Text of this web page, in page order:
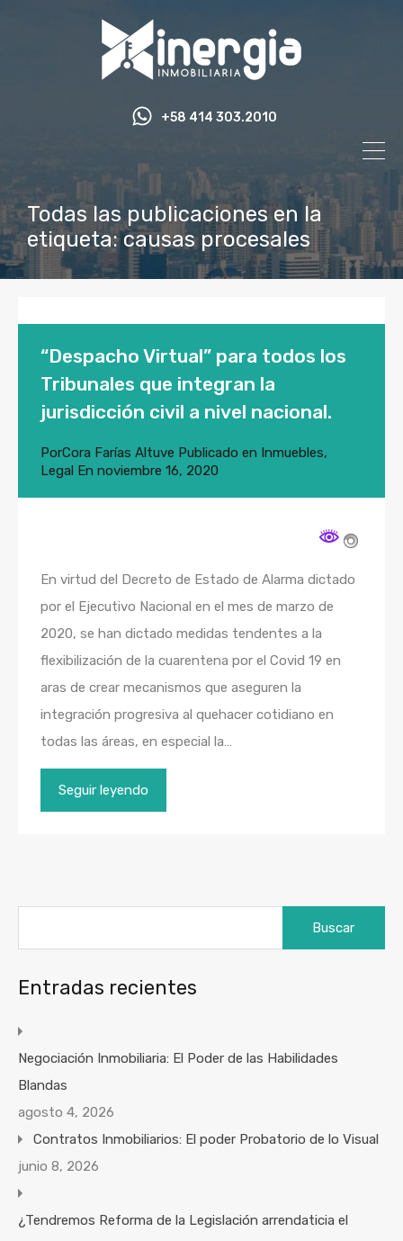
+58 414 303.2010
Todas las publicaciones en la
etiqueta: causas procesales
“Despacho Virtual” para todos los
Tribunales que integran la
jurisdicción civil a nivel nacional.
PorCora Farías Altuve Publicado en Inmuebles,
Legal En noviembre 16, 2020
En virtud del Decreto de Estado de Alarma dictado
por el Ejecutivo Nacional en el mes de marzo de
2020, se han dictado medidas tendentes a la
flexibilización de la cuarentena por el Covid 19 en
aras de crear mecanismos que aseguren la
integración progresiva al quehacer cotidiano en
todas las áreas, en especial la…
Seguir leyendo
Entradas recientes
Negociación Inmobiliaria: El Poder de las Habilidades
Blandas
agosto 4, 2026
Contratos Inmobiliarios: El poder Probatorio de lo Visual
junio 8, 2026
¿Tendremos Reforma de la Legislación arrendaticia el